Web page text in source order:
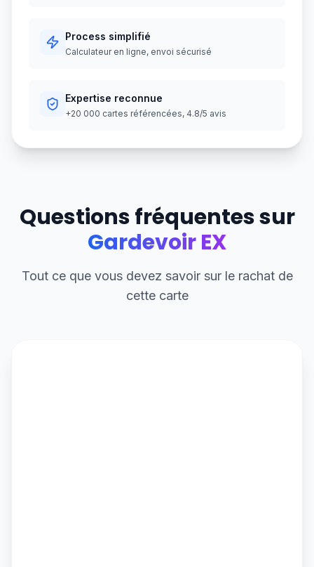
Process simplifié
Calculateur en ligne, envoi sécurisé
Expertise reconnue
+20 000 cartes référencées, 4.8/5 avis
Questions fréquentes sur
Gardevoir EX
Tout ce que vous devez savoir sur le rachat de
cette carte